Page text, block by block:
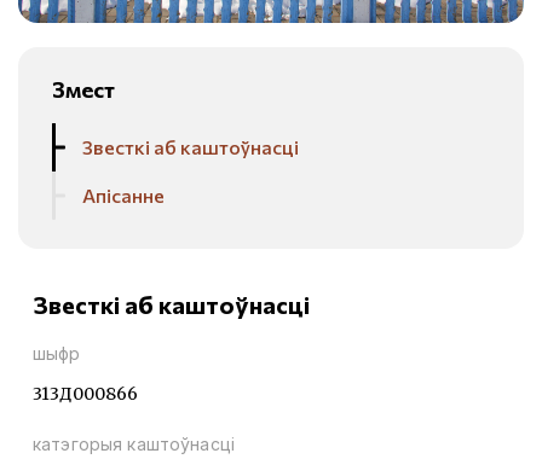
Змест
Звесткі аб каштоўнасці
Апісанне
Звесткі аб каштоўнасці
шыфр
313Д000866
катэгорыя каштоўнасці